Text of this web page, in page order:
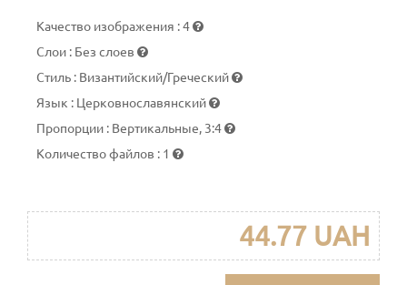
Качество изображения :4
Слои : Без слоев
Стиль : Византийский/Греческий
Язык : Церковнославянский
Пропорции : Вертикальные, 3:4
Количество файлов : 1
44.77 UAH